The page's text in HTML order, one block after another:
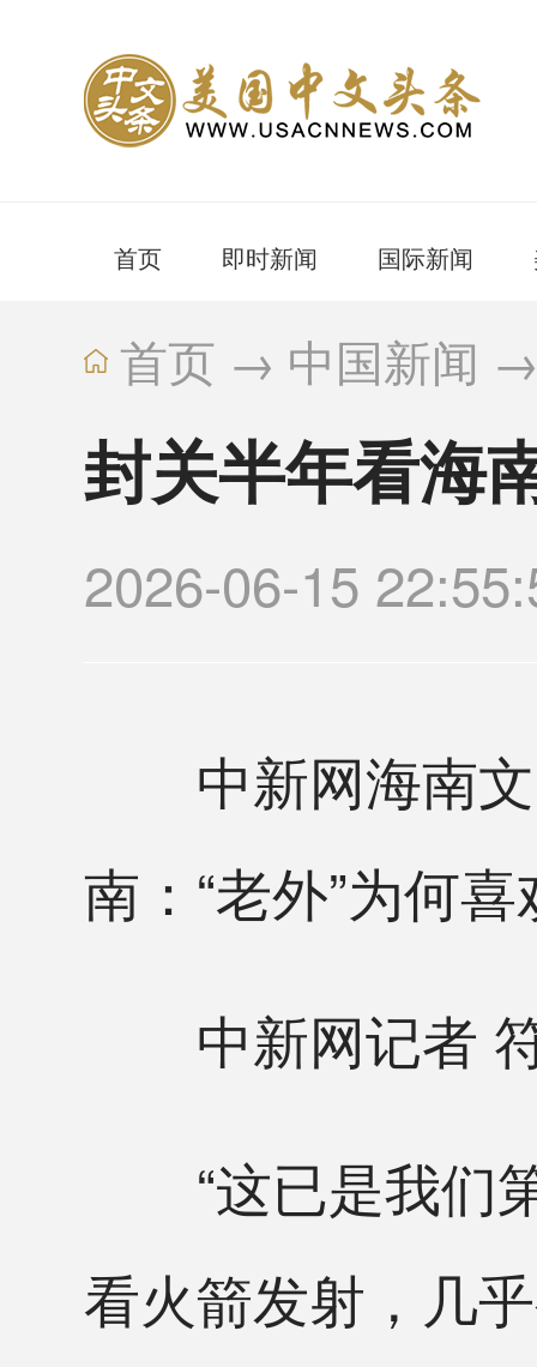
首页 即时新闻 国际新闻
首页 → 中国新闻
封关半年看海
2026-06-15
中新网海南文
南：“老外”为何喜
中新网记者
“这已是我们第
看火箭发射，几